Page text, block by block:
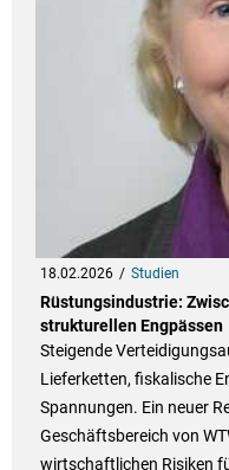
18.02.2026 Studien
Rüstungsindustrie:
strukturellen Engpässen
Steigende
Lieferketten, fiskalische
Spannungen. Ein neuer
Geschäftsbereich von
wirtschaftlichen Risiken